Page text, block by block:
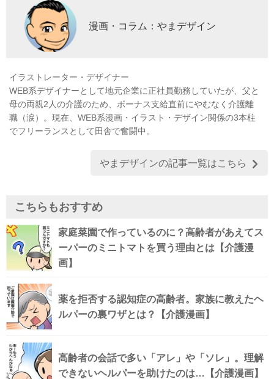
漫画・コラム：やまデザイン
イラストレーター・デザイナー
WEB系デザイナーとして地元企業に正社員勤務していたが、父と
母の両親2人の介護のため、ボーナス支給直前にやむなく介護離
職（涙）。現在、WEB系漫画・イラスト・デザイン関係の3本柱
でフリーランスとして田舎で奮闘中。
やまデザインの記事一覧はこちら
こちらもおすすめ
家庭菜園で作っているのに？高齢者があえてス
ーパーのミニトマトを買う理由とは【介護漫
画】
薬を拒否する認知症の高齢者。家族に教えたヘ
ルパーの裏ワザとは？【介護漫画】
高齢者の会話で多い「アレ」や「ソレ」。理解
できないヘルパーを助けたのは…【介護漫画】